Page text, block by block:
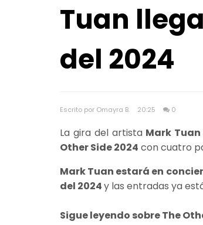
Tuan
del 2024
Escrito por Omayra B. 20:25 0
La gira del artista Mark Tuan
Other Side 2024 con cuatro
Mark Tuan estará en
del 2024y las entradas ya
Sigue leyendo sobre The